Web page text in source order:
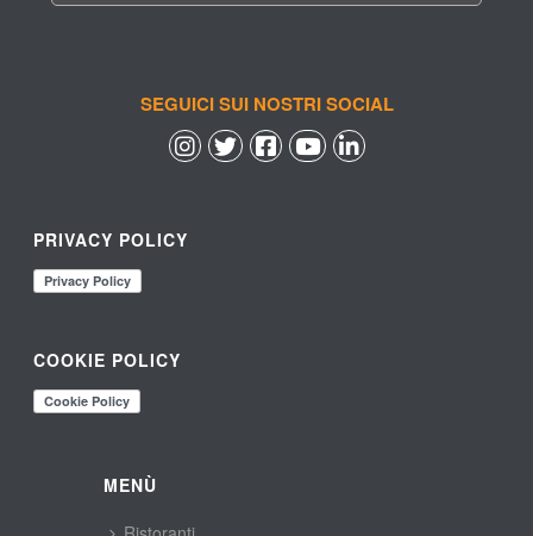
SEGUICI SUI NOSTRI SOCIAL
PRIVACY POLICY
COOKIE POLICY
MENÙ